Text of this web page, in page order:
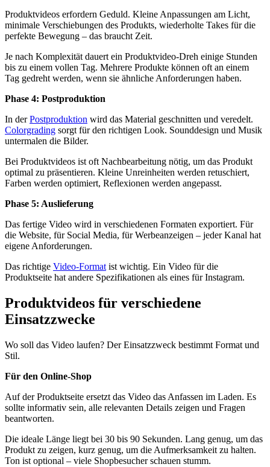
Produktvideos erfordern Geduld. Kleine Anpassungen am Licht,
minimale Verschiebungen des Produkts, wiederholte Takes für die
perfekte Bewegung – das braucht Zeit.
Je nach Komplexität dauert ein Produktvideo-Dreh einige Stunden
bis zu einem vollen Tag. Mehrere Produkte können oft an einem
Tag gedreht werden, wenn sie ähnliche Anforderungen haben.
Phase 4: Postproduktion
In derPostproduktion wird das Material geschnitten und veredelt.
Colorgrading sorgt für den richtigen Look. Sounddesign und Musik
untermalen die Bilder.
Bei Produktvideos ist oft Nachbearbeitung nötig, um das Produkt
optimal zu präsentieren. Kleine Unreinheiten werden retuschiert,
Farben werden optimiert, Reflexionen werden angepasst.
Phase 5: Auslieferung
Das fertige Video wird in verschiedenen Formaten exportiert. Für
die Website, für Social Media, für Werbeanzeigen – jeder Kanal hat
eigene Anforderungen.
Das richtige Video-Formatist wichtig. Ein Video für die
Produktseite hat andere Spezifikationen als eines für Instagram.
Produktvideos für verschiedene
Einsatzzwecke
Wo soll das Video laufen? Der Einsatzzweck bestimmt Format und
Stil.
Für den Online-Shop
Auf der Produktseite ersetzt das Video das Anfassen im Laden. Es
sollte informativ sein, alle relevanten Details zeigen und Fragen
beantworten.
Die ideale Länge liegt bei 30 bis 90 Sekunden. Lang genug, um das
Produkt zu zeigen, kurz genug, um die Aufmerksamkeit zu halten.
Ton ist optional – viele Shopbesucher schauen stumm.